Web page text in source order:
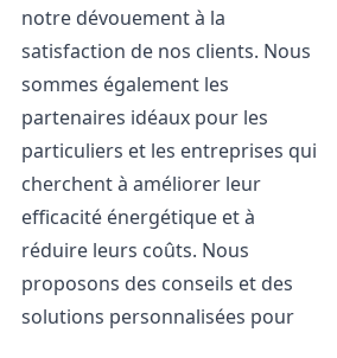
notre dévouement à la
satisfaction de nos clients. Nous
sommes également les
partenaires idéaux pour les
particuliers et les entreprises qui
cherchent à améliorer leur
efficacité énergétique et à
réduire leurs coûts. Nous
proposons des conseils et des
solutions personnalisées pour